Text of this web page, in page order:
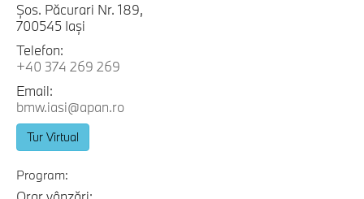
Şos. Păcurari Nr. 189,
700545 Iaşi
Telefon:
+40 374 269 269
Email:
bmw.iasi@apan.ro
Tur Virtual
Program: